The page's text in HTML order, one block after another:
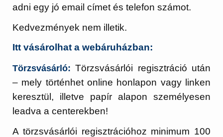
adni egy jó email címet és telefon számot.
Kedvezmények nem illetik.
Itt vásárolhat a webáruházban:
Törzsvásárló: Törzsvásárlói regisztráció után
– mely történhet online honlapon vagy linken
keresztül, illetve papír alapon személyesen
leadva a centerekben!
A törzsvásárlói regisztrációhoz minimum 100